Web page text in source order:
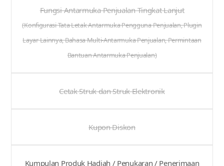
Fungsi Antarmuka Penjualan Tingkat Lanjut
(Konfigurasi Tata Letak Antarmuka Pengguna Penjualan, Plugin
Layar Lainnya, Bahasa Multi-Antarmuka Penjualan, Permintaan
Bantuan Antarmuka Penjualan)
Cetak Struk dan Struk Elektronik
Kupon Diskon
Kumpulan Produk Hadiah / Penukaran / Penerimaan